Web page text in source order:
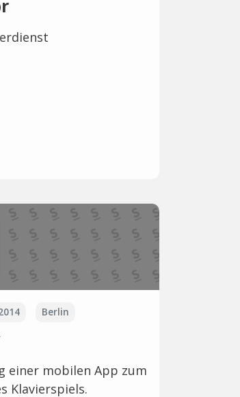
Berlin
einer mobilen App zum
Klavierspiels.